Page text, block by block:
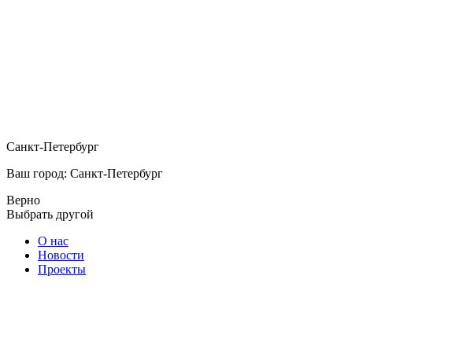
Санкт-Петербург
Ваш город: Санкт-Петербург
Верно
Выбрать другой
О нас
Новости
Проекты